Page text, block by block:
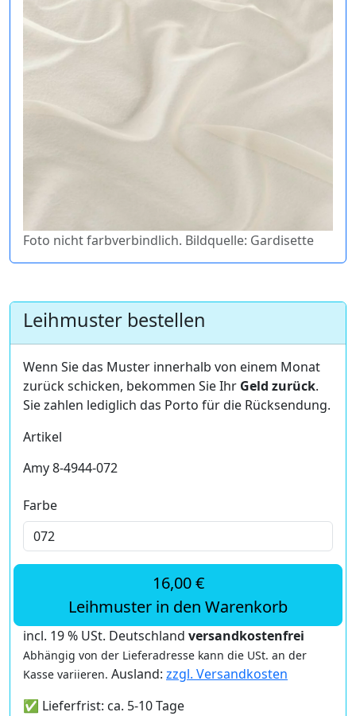
Foto nicht farbverbindlich. Bildquelle: Gardisette
Leihmuster bestellen
Wenn Sie das Muster innerhalb von einem Monat
zurück schicken, bekommen Sie Ihr Geld zurück.
Sie zahlen lediglich das Porto für die Rücksendung.
Artikel
Amy 8-4944-072
Farbe
16,00 €
Leihmuster in den Warenkorb
incl. 19 % USt. Deutschland versandkostenfrei
Abhängig von der Lieferadresse kann die USt. an der
Kasse variieren. Ausland: zzgl. Versandkosten
✅ Lieferfrist: ca. 5-10 Tage